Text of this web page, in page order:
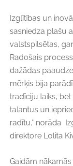
Izglītības un
sasniedza plašu
valstspilsētas,
Radošais
dažādas
mērķis bija
tradīciju laiks,
talantus un
radītu," norāda
direktore Lolita
Gaidām nākamās